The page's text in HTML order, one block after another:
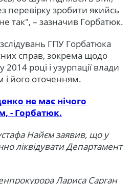
перевірку зробити якийсь
так", – зазначив Горбатюк.
ГПУ Горбатюка
справ, зокрема щодо
році і узурпації влади
і його оточенням.
не має нічого
- Горбатюк.
Найєм заявив, що у
ліквідувати Департамент
Лариса Сарган